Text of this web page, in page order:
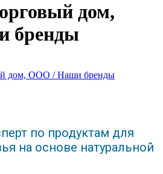
дом,
бренды
дом, ООО / Наши бренды
по продуктам для
на основе натуральной